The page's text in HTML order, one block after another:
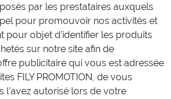
par les prestataires auxquels
pour promouvoir nos activités et
pour objet d’identifier les produits
sur notre site afin de
publicitaire qui vous est adressée
FILY PROMOTION, de vous
l’avez autorisé lors de votre